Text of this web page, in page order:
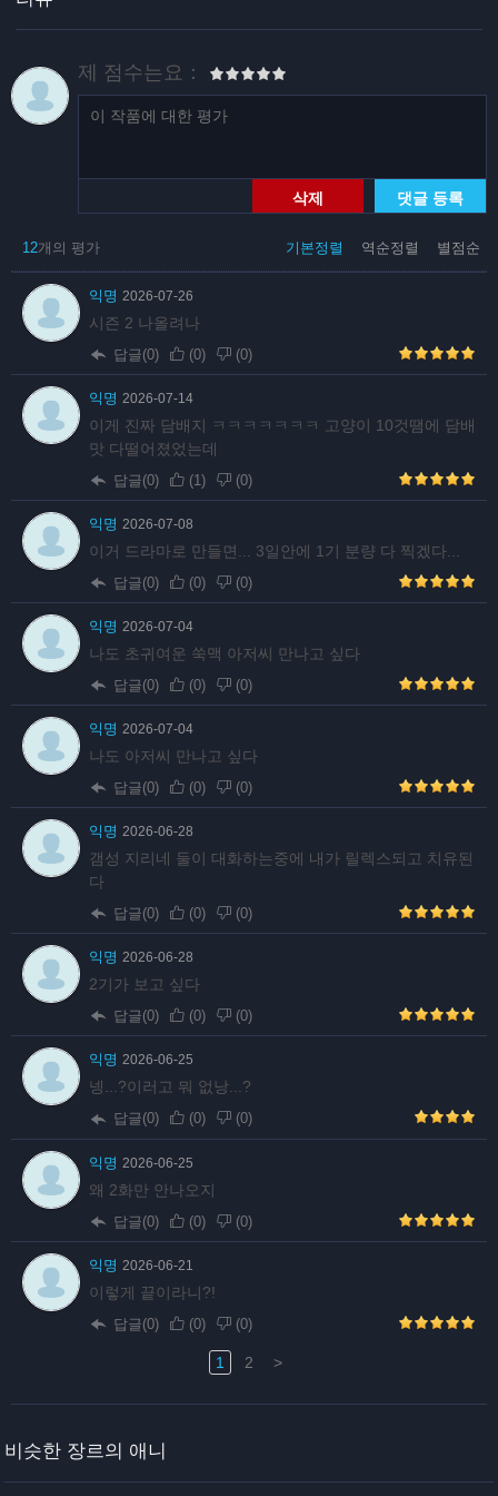
제 점수는요：
삭제 댓글 등록
기본정렬 역순정렬 별점순
12개의 평가
익명 2026-07-26
시즌 2 나올려나
답글(0) (0) (0)
익명 2026-07-14
이게 진짜 담배지 ㅋㅋㅋㅋㅋㅋㅋ 고양이 10것땜에 담배
맛 다떨어졌었는데
답글(0) (1) (0)
익명 2026-07-08
이거 드라마로 만들면... 3일안에 1기 분량 다 찍겠다...
답글(0) (0) (0)
익명 2026-07-04
나도 초귀여운 쑥맥 아저씨 만나고 싶다
답글(0) (0) (0)
익명 2026-07-04
나도 아저씨 만나고 싶다
답글(0) (0) (0)
익명 2026-06-28
갬성 지리네 둘이 대화하는중에 내가 릴렉스되고 치유된
다
답글(0) (0) (0)
익명 2026-06-28
2기가 보고 싶다
답글(0) (0) (0)
익명 2026-06-25
넹...?이러고 뭐 없낭...?
답글(0) (0) (0)
익명 2026-06-25
왜 2화만 안나오지
답글(0) (0) (0)
익명 2026-06-21
이렇게 끝이라니?!
답글(0) (0) (0)
1 2 >
비슷한 장르의 애니